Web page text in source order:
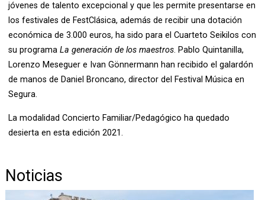
jóvenes de talento excepcional y que les permite presentarse en
los festivales de FestClásica, además de recibir una dotación
económica de 3.000 euros, ha sido para el Cuarteto Seikilos con
su programaLa generación de los maestros. Pablo Quintanilla,
Lorenzo Meseguer e Ivan Gönnermann han recibido el galardón
de manos de Daniel Broncano, director del Festival Música en
Segura.
La modalidad Concierto Familiar/Pedagógico ha quedado
desierta en esta edición 2021.
Noticias